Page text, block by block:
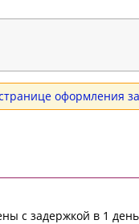
оформления
с задержкой в 1 день